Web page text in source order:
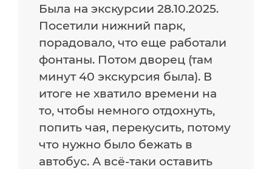
Была на экскурсии 28.10.2025.
Посетили нижний парк,
порадовало, что еще работали
фонтаны. Потом дворец (там
минут 40 экскурсия была). В
итоге не хватило времени на
то, чтобы немного отдохнуть,
попить чая, перекусить, потому
что нужно было бежать в
автобус. А всё-таки оставить